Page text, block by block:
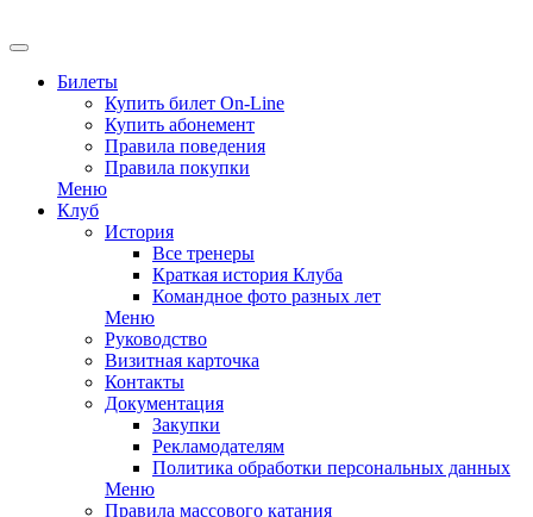
Билеты
Купить билет On-Line
Купить абонемент
Правила поведения
Правила покупки
Меню
Клуб
История
Все тренеры
Краткая история Клуба
Командное фото разных лет
Меню
Руководство
Визитная карточка
Контакты
Документация
Закупки
Рекламодателям
Политика обработки персональных данных
Меню
Правила массового катания